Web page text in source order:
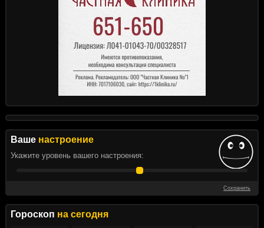
Ваше настроение
Укажите уровень вашего настроения:
Сохранить
Гороскоп на сегодня